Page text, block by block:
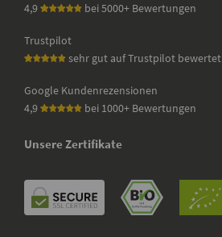
4,9
bei 5000+ Bewertungen
Trustpilot
sehr gut auf Trustpilot bewertet
Google Kundenrezensionen
4,9
bei 1000+ Bewertungen
Unsere Zertifikate